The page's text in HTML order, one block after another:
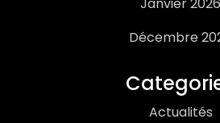
Décembre
Actualités